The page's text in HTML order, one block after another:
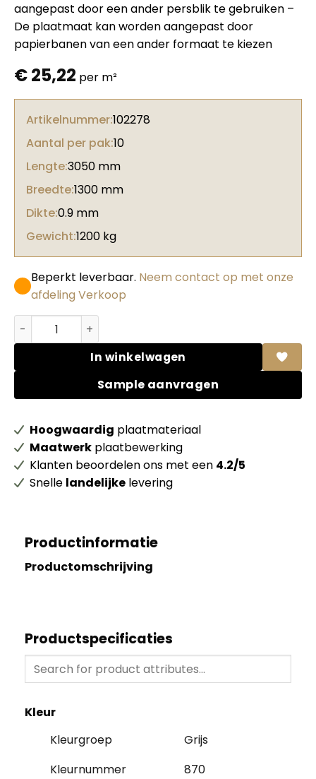
aangepast door een ander persblik te gebruiken –
De plaatmaat kan worden aangepast door
papierbanen van een ander formaat te kiezen
€25,22 per m²
Artikelnummer:102278
Aantal per pak:10
Lengte:3050 mm
Breedte:1300 mm
Dikte:0.9 mm
Gewicht:1200 kg
Beperkt leverbaar. Neem contact op met onze
afdeling Verkoop
Abet HPL 870 Sei Grigio lastra aantal
In winkelwagen
Sample aanvragen
Hoogwaardig plaatmateriaal
Maatwerk plaatbewerking
Klanten beoordelen ons met een 4.2/5
Snelle landelijke levering
Productinformatie
Productomschrijving
Productspecificaties
Kleur
Kleurgroep
Grijs
Kleurnummer
870